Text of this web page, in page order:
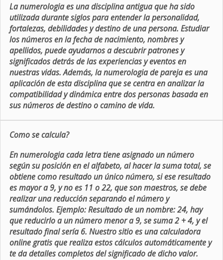
La numerologia es una disciplina antigua que ha sido
utilizada durante siglos para entender la personalidad,
fortalezas, debilidades y destino de una persona. Estudiar
los números en la fecha de nacimiento, nombres y
apellidos, puede ayudarnos a descubrir patrones y
significados detrás de las experiencias y eventos en
nuestras vidas. Además, la numerologia de pareja es una
aplicación de esta disciplina que se centra en analizar la
compatibilidad y dinámica entre dos personas basada en
sus números de destino o camino de vida.
Como se calcula?
En numerologia cada letra tiene asignado un número
según su posición en el alfabeto, al hacer la suma total, se
obtiene como resultado un único número, si ese resultado
es mayor a 9, y no es 11 o 22, que son maestros, se debe
realizar una reducción separando el número y
sumándolos. Ejemplo: Resultado de un nombre: 24, hay
que reducirlo a un número menor a 9, se suma 2 + 4, y el
resultado final sería 6. Nuestro sitio es una calculadora
online gratis que realiza estos cálculos automáticamente y
te da detalles completos del significado de dicho valor.